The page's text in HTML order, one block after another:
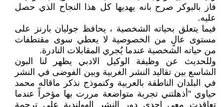
فاز بالبوكر صرح بانه يهديها كل هذا النجاح الذي حصل
عليه.
فيما يتعلق بحياته الشخصية ، يحافظ جوليان بارنز على
مستوى عالٍ من الخصوصية لا يعطي سوى مقتطفات
من حياته الشخصية عندما يُجري المقابلات النادرة.
وللحديث عن وظيفة الوكيل الادبي يظهر لنا البون
الشاسع بين تقاليد النشر الغربية وبين الفوضى في النشر
في البلدان الناطقة بالعربية وكنموذج نذكر ماقاله محمد
حياوي "أذهلتني تجربة متواضعة مررت بها مؤخراً عندما
تعاقدت معي إحدى دور النشر الهولندية على ترجمة